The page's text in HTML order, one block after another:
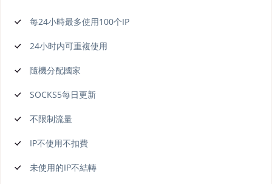
每24小時最多使用100个IP
24小时内可重複使用
隨機分配國家
SOCKS5每日更新
不限制流量
IP不使用不扣費
未使用的IP不結轉